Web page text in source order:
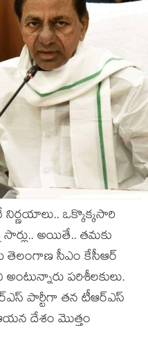
ఒక్కొక్క‌సారి
అయితే.. త‌మ‌కు
తెలంగాణ సీఎం కేసీఆర్
ప‌రిశీల‌కులు.
పార్టీగా త‌న టీఆర్ఎస్
దేశం మొత్తం